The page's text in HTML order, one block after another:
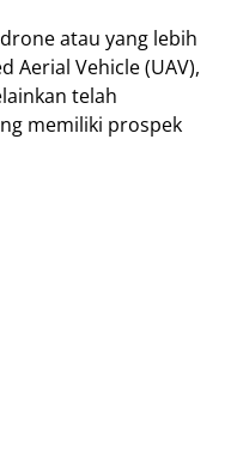
atau yang lebih
Aerial Vehicle (UAV),
telah
memiliki prospek